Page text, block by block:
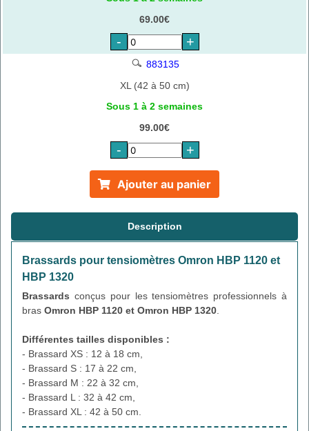
69.00€
- +
883135
XL (42 à 50 cm)
Sous 1 à 2 semaines
99.00€
- +
Ajouter au panier
Description
Brassards pour tensiomètres Omron HBP 1120 et
HBP 1320
Brassards conçus pour les tensiomètres professionnels à
bras Omron HBP 1120 et Omron HBP 1320.
Différentes tailles disponibles :
- Brassard XS : 12 à 18 cm,
- Brassard S : 17 à 22 cm,
- Brassard M : 22 à 32 cm,
- Brassard L : 32 à 42 cm,
- Brassard XL : 42 à 50 cm.